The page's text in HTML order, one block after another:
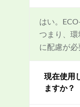
はい。
つまり、
に配慮が必
現在使用
ますか？